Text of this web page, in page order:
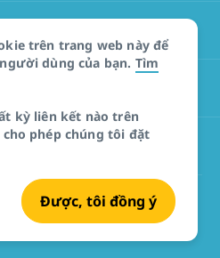
trên trang web này để
dùng của bạn. Tìm
kỳ liên kết nào trên
phép chúng tôi đặt
Được, tôi đồng ý
đối với sản phẩm
Australia 2026